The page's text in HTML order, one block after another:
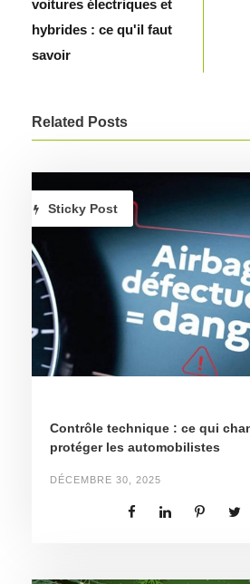
voitures électriques et
hybrides : ce qu'il faut
savoir
Related Posts
Sticky Post
Contrôle technique : ce qui
protéger les automobilistes
DÉCEMBRE 30, 2025